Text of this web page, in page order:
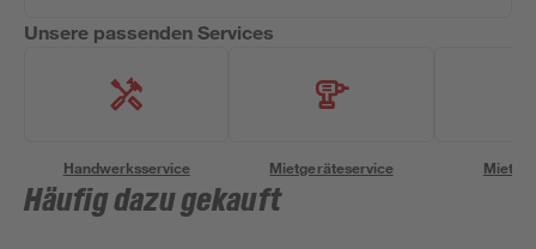
Unsere passenden Services
Handwerksservice Mietgeräteservice
Häufig dazu gekauft